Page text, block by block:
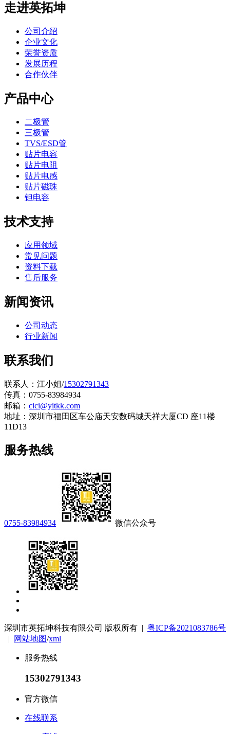
走进英拓坤
公司介绍
企业文化
荣誉资质
发展历程
合作伙伴
产品中心
二极管
三极管
TVS/ESD管
贴片电容
贴片电阻
贴片电感
贴片磁珠
钽电容
技术支持
应用领域
常见问题
资料下载
售后服务
新闻资讯
公司动态
行业新闻
联系我们
联系人：江小姐/15302791343
传真：0755-83984934
邮箱： cici@yitkk.com
地址：深圳市福田区车公庙天安数码城天祥大厦CD 座11楼
11D13
服务热线
0755-83984934 微信公众号
深圳市英拓坤科技有限公司 版权所有 | 粤ICP备2021083786号
|
网站地图/xml
服务热线
15302791343
官方微信
在线联系